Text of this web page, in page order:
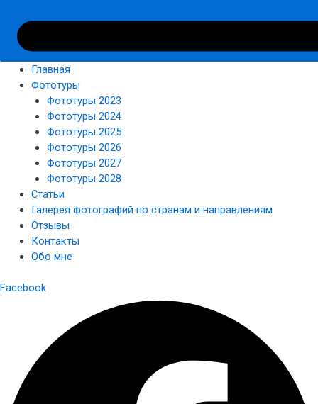
Главная
Фототуры
Фототуры 2023
Фототуры 2024
Фототуры 2025
Фототуры 2026
Фототуры 2027
Фототуры 2028
Статьи
Галерея фотографий по странам и направлениям
Отзывы
Контакты
Обо мне
Facebook